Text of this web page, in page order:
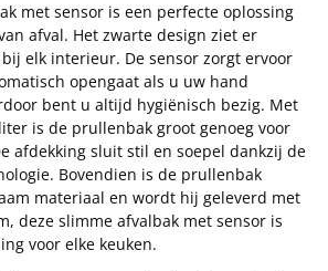
met sensor is een perfecte oplossing
afval. Het zwarte design ziet er
elk interieur. De sensor zorgt ervoor
opengaat als u uw hand
bent u altijd hygiënisch bezig. Met
is de prullenbak groot genoeg voor
afdekking sluit stil en soepel dankzij de
Bovendien is de prullenbak
materiaal en wordt hij geleverd met
deze slimme afvalbak met sensor is
voor elke keuken.